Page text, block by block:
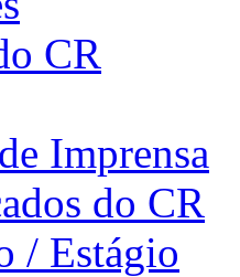
CR
Imprensa
do CR
/ Estágio